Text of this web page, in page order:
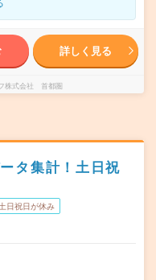
詳しく見る
株式会社 首都圏
タ集計！土日祝
土日祝日が休み